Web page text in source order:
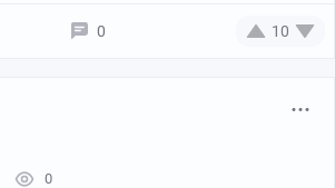
0 10
0